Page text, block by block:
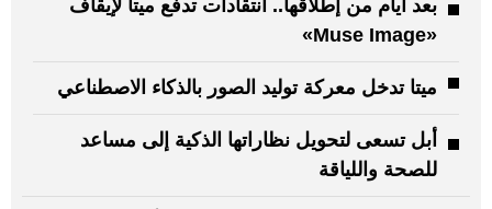
بعد أيام من إطلاقها.. انتقادات تدفع ميتا لإيقاف
«Muse Image»
ميتا تدخل معركة توليد الصور بالذكاء الاصطناعي
أبل تسعى لتحويل نظاراتها الذكية إلى مساعد
للصحة واللياقة